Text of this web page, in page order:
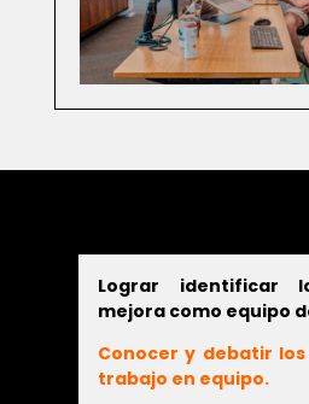
Lograr identificar
mejora como equipo
Conocer y debatir
trabajo en equipo.